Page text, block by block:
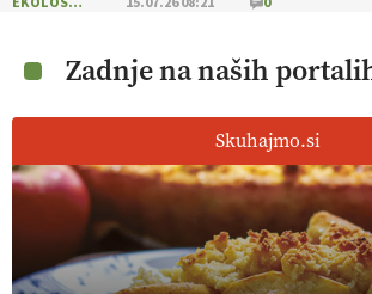
VEČ
[EKOloško = LOGIČNO ] Ekološka hrana: Resnica
PRISLUHNITE
@EUAgri #imcap #cap
https://t.co/yev5PreiJu
Zadnje na naših
Skuhajmo.si